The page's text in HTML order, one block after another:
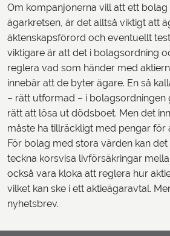
Om kompanjonerna vill att ett bolag
ägarkretsen, är det alltså viktigt att
äktenskapsförord och eventuellt
viktigare är att det i bolagsordning
reglera vad som händer med
innebär att de byter ägare. En så
– rätt utformad – i bolagsordningen
rätt att lösa ut dödsboet. Men det
måste ha tillräckligt med pengar för
För bolag med stora värden kan
teckna korsvisa livförsäkringar
också vara kloka att reglera hur
vilket kan ske i ett aktieägaravtal.
nyhetsbrev.